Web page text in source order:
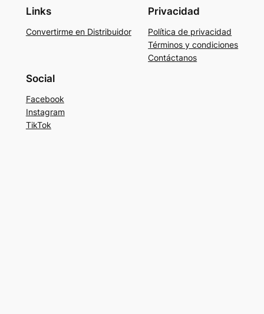
Links
Convertirme en Distribuidor
Privacidad
Política de privacidad
Términos y condiciones
Contáctanos
Social
Facebook
Instagram
TikTok